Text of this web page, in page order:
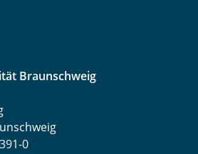
Braunschweig
0